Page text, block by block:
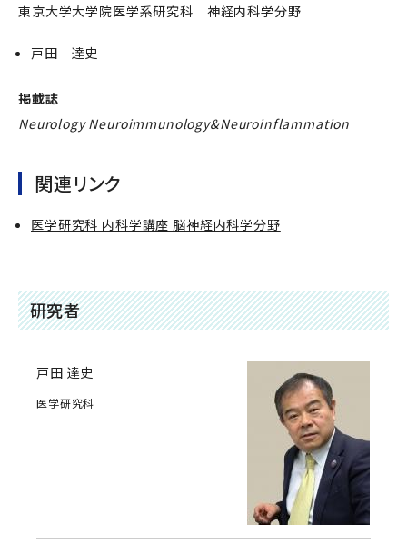
東京大学大学院医学系研究科 神経内科学分野
戸田 達史
掲載誌
Neurology Neuroimmunology&Neuroinflammation
関連リンク
医学研究科 内科学講座 脳神経内科学分野
研究者
戸田 達史
医学研究科